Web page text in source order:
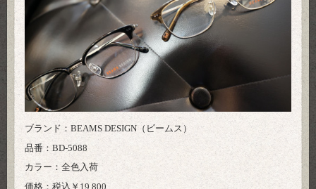
ブランド：BEAMS DESIGN（ビームス）
品番：BD-5088
カラー：全色入荷
価格：税込￥19,800